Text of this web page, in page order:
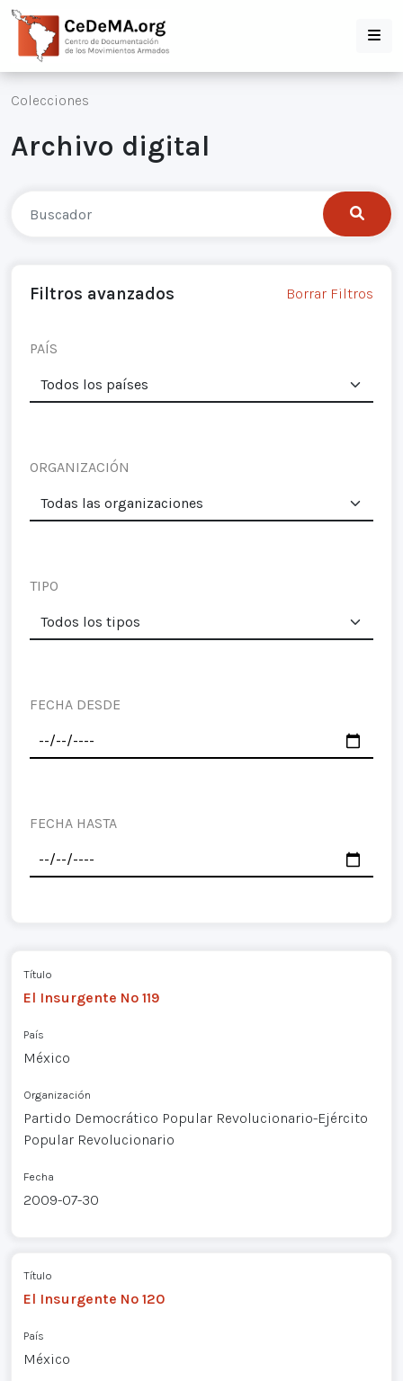
Colecciones
Archivo digital
Filtros avanzados Borrar Filtros
PAÍS
ORGANIZACIÓN
TIPO
FECHA DESDE
FECHA HASTA
Título
El Insurgente Nº 119
País
México
Organización
Partido Democrático Popular Revolucionario-Ejército
Popular Revolucionario
Fecha
2009-07-30
Título
El Insurgente Nº 120
País
México